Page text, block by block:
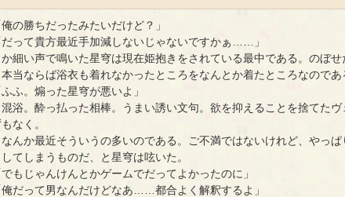
俺の勝ちだったみたいだけど？」
だって貴方最近手加減しないじゃないですかぁ……」
細い声で鳴いた星穹は現在姫抱きをされている最中である。のぼせ
当ならば浴衣も着れなかったところをなんとか着たところなのであ
ふふ。煽った星穹が悪いよ」
浴。酔っ払った相棒。うまい誘い文句。欲を抑えることを捨てた
なく。
んか最近そういうの多いのである。ご不満ではないけれど、やっ
してしまうものだ、と星穹は呟いた。
でもじゃんけんとかゲームでだってよかったのに」
俺だって男なんだけどなあ……都合よく解釈するよ」